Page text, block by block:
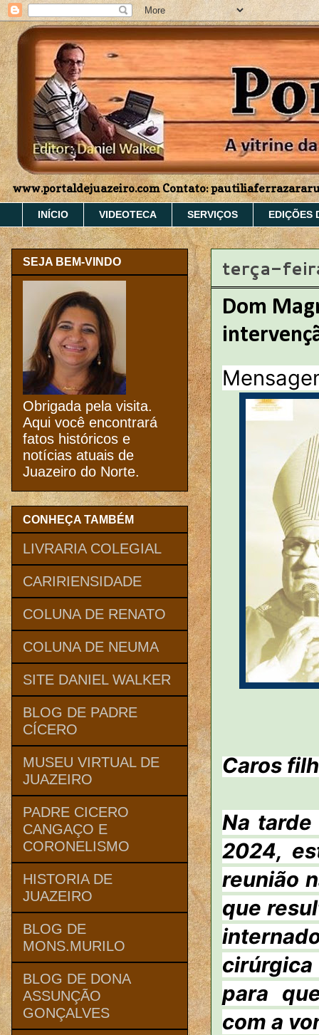
www.portaldejuazeiro.com Contato:
INÍCIO VIDEOTECA SERVIÇOS EDIÇÕES
terça-
Dom
Caros
Na tarde
2024,
reunião
que
para
com a
SEJA BEM-VINDO
Obrigada pela visita.
Aqui você encontrará
fatos históricos e
notícias atuais de
Juazeiro do Norte.
CONHEÇA TAMBÉM
LIVRARIA COLEGIAL
CARIRIENSIDADE
COLUNA DE RENATO
COLUNA DE NEUMA
SITE DANIEL WALKER
BLOG DE PADRE
CÍCERO
MUSEU VIRTUAL DE
JUAZEIRO
PADRE CICERO
CANGAÇO E
CORONELISMO
HISTORIA DE
JUAZEIRO
BLOG DE
MONS.MURILO
BLOG DE DONA
ASSUNÇÃO
GONÇALVES